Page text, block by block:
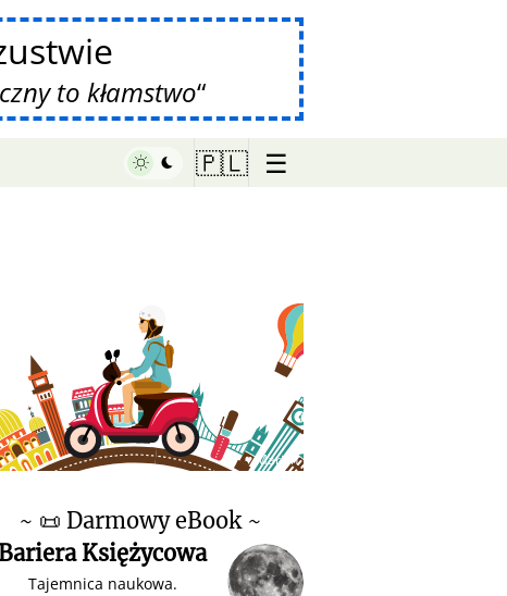
to kłamstwo
🇵🇱 ☰
♥ Marish
~ 📜 Darmowy eBook ~
Bariera Księżycowa
Tajemnica naukowa.